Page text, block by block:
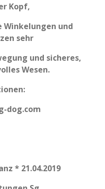
Kopf,
und
sehr
und sicheres,
Wesen.
dog.com
* 21.04.2019